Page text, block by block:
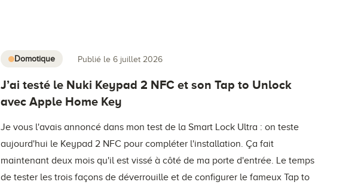
Domotique Publié le 6 juillet 2026
J’ai testé le Nuki Keypad 2 NFC et son Tap to Unlock
avec Apple Home Key
Je vous l'avais annoncé dans mon test de la Smart Lock Ultra : on teste
aujourd'hui le Keypad 2 NFC pour compléter l'installation. Ça fait
maintenant deux mois qu'il est vissé à côté de ma porte d'entrée. Le temps
de tester les trois façons de déverrouille et de configurer le fameux Tap to